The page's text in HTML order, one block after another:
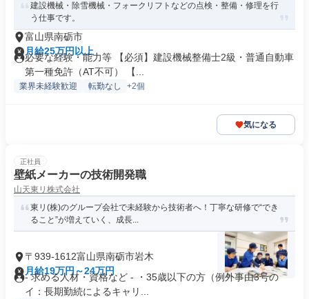
建設機械・除雪機械・フォークリフトなどの点検・整備・修理を行
う仕事です。
富山県南砺市
月給25万円以上
必要な経験・能力等 【必須】建設機械整備士2級・普通自動車
第一種免許（AT不可） 【...
業界未経験歓迎 転勤なし +2個
気になる
正社員
壁紙メーカーの技術開発職
山天東リ株式会社
東リ(株)のグループ会社で未経験から技術者へ！丁寧な研修で“でき
ること”が増えていく、成長...
〒939-1612富山県南砺市岩木
月給19万円～24万円
- 求める人材・資格など - ・35歳以下の方（例外事由3号の
イ：長期勤続によるキャリ...